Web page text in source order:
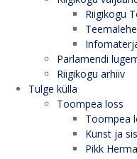
Riigikogu
Parlamendi
Riigikogu arhiiv
Tulge külla
Toompea loss
Toompea
Kunst ja
Pikk